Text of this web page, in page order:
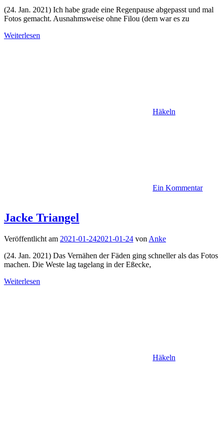
(24. Jan. 2021) Ich habe grade eine Regenpause abgepasst und mal
Fotos gemacht. Ausnahmsweise ohne Filou (dem war es zu
Weiterlesen
Häkeln
Ein Kommentar
Jacke Triangel
Veröffentlicht am 2021-01-242021-01-24 von Anke
(24. Jan. 2021) Das Vernähen der Fäden ging schneller als das Fotos
machen. Die Weste lag tagelang in der Eßecke,
Weiterlesen
Häkeln